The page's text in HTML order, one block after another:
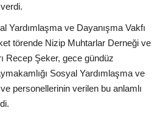
Yardımlaşma ve Dayanışma Vakfı
törende Nizip Muhtarlar Derneği ve
Recep Şeker, gece gündüz
Sosyal Yardımlaşma ve
personellerinin verilen bu anlamlı